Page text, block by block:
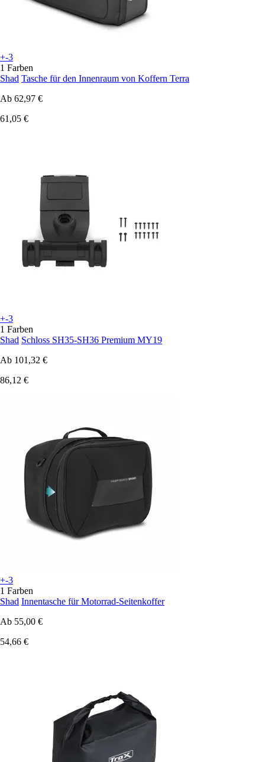
+-3
1 Farben
Shad Tasche für den Innenraum von Koffern Terra
Ab 62,97 €
61,05 €
+-3
1 Farben
Shad Schloss SH35-SH36 Premium MY19
Ab 101,32 €
86,12 €
+-3
1 Farben
Shad Innentasche für Motorrad-Seitenkoffer
Ab 55,00 €
54,66 €